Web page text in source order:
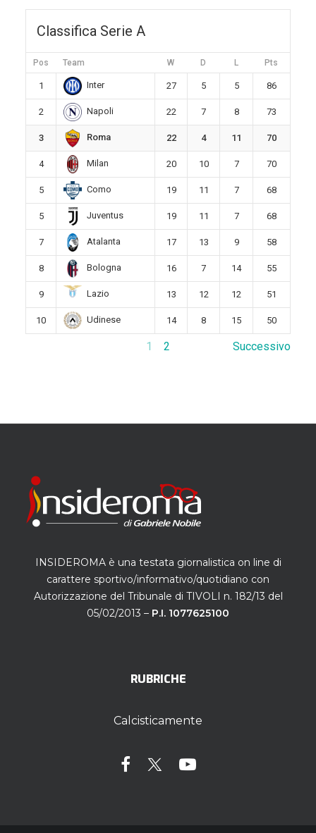
Classifica Serie A
Pos Team W D L Pts
1 Inter 27 5 5 86
2 Napoli 22 7 8 73
3 Roma 22 4 11 70
4 Milan 20 10 7 70
5 Como 19 11 7 68
5 Juventus 19 11 7 68
7 Atalanta 17 13 9 58
8 Bologna 16 7 14 55
9 Lazio 13 12 12 51
10 Udinese 14 8 15 50
1 2 Successivo
INSIDEROMA è una testata giornalistica on line di
carattere sportivo/informativo/quotidiano con
Autorizzazione del Tribunale di TIVOLI n. 182/13 del
05/02/2013 – P.I. 1077625100
RUBRICHE
Calcisticamente